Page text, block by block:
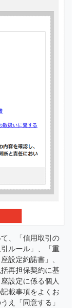
、「信用取引の
ルール」、「重
設定約諾書」、
再担保契約に基
設定に係る個人
載事項をよくお
え「同意する」